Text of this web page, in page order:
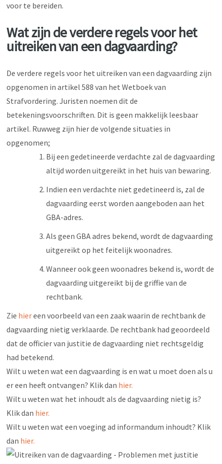
voor te bereiden.
Wat zijn de verdere regels voor het
uitreiken van een dagvaarding?
De verdere regels voor het uitreiken van een dagvaarding zijn
opgenomen in artikel 588 van het Wetboek van
Strafvordering. Juristen noemen dit de
betekeningsvoorschriften. Dit is geen makkelijk leesbaar
artikel. Ruwweg zijn hier de volgende situaties in
opgenomen;
Bij een gedetineerde verdachte zal de dagvaarding
altijd worden uitgereikt in het huis van bewaring.
Indien een verdachte niet gedetineerd is, zal de
dagvaarding eerst worden aangeboden aan het
GBA-adres.
Als geen GBA adres bekend, wordt de dagvaarding
uitgereikt op het feitelijk woonadres.
Wanneer ook geen woonadres bekend is, wordt de
dagvaarding uitgereikt bij de griffie van de
rechtbank.
Zie hiereen voorbeeld van een zaak waarin de rechtbank de
dagvaarding nietig verklaarde. De rechtbank had geoordeeld
dat de officier van justitie de dagvaarding niet rechtsgeldig
had betekend.
Wilt u weten wat een dagvaarding is en wat u moet doen als u
er een heeft ontvangen? Klik dan hier.
Wilt u weten wat het inhoudt als de dagvaarding nietig is?
Klik dan hier.
Wilt u weten wat een voeging ad informandum inhoudt? Klik
dan hier.